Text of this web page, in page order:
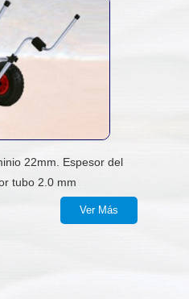
22mm. Espesor del
tubo 2.0 mm
Ver Más